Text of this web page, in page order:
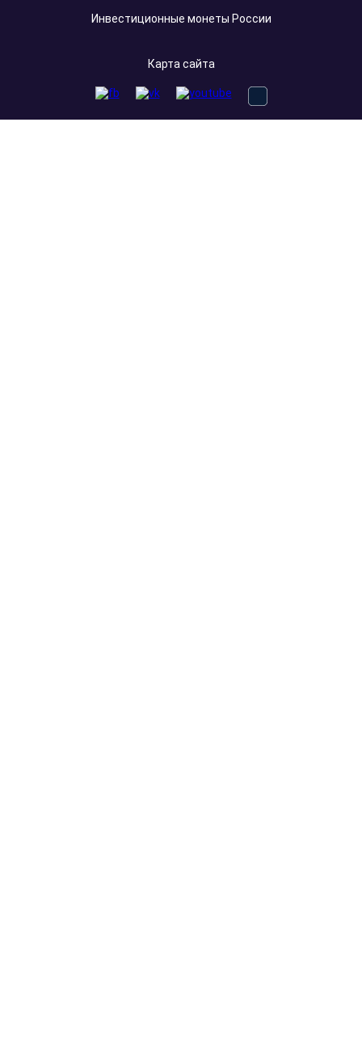
Инвестиционные монеты России
Карта сайта